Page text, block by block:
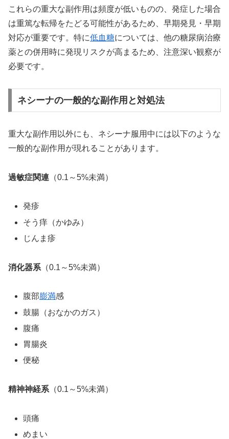
これらの重大な副作用は頻度が低いものの、発症した場合
は重篤な転帰をたどる可能性があるため、早期発見・早期
対応が重要です。特に低血糖については、他の糖尿病治療
薬との併用時に発現リスクが高まるため、注意深い観察が
必要です。
ネシーナの一般的な副作用と対処法
重大な副作用以外にも、ネシーナ服用中には以下のような
一般的な副作用が現れることがあります。
過敏症関連 （0.1～5%未満）
発疹
そう痒（かゆみ）
じんま疹
消化器系 （0.1～5%未満）
腹部膨満感
鼓腸（おなかのガス）
腹痛
胃腸炎
便秘
精神神経系 （0.1～5%未満）
頭痛
めまい